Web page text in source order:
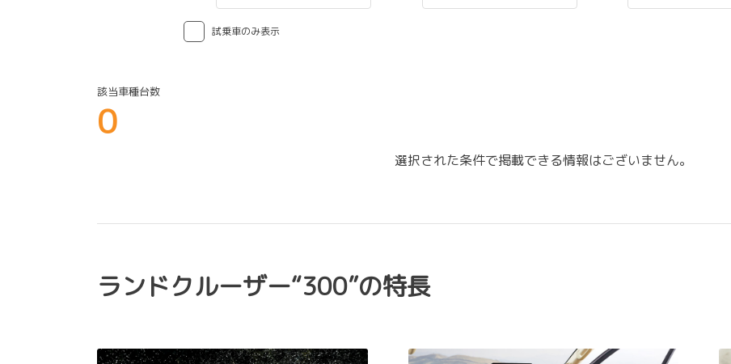
試乗車のみ表示
該当車種台数
0
選択された条件で掲載できる情報はございません。
ランドクルーザー“300”の特長